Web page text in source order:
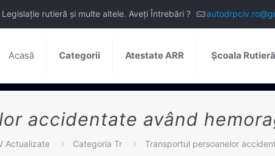
rutieră și multe altele. Aveți Întrebări ?
Acasă Categorii Atestate ARR Școala
accidentate având
Actualizate Categoria Tr Transportul persoanelor